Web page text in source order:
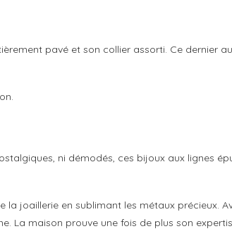
pavé et son collier assorti. Ce dernier
ni démodés, ces bijoux aux lignes
la joaillerie en sublimant les métaux précieux.
La maison prouve une fois de plus son